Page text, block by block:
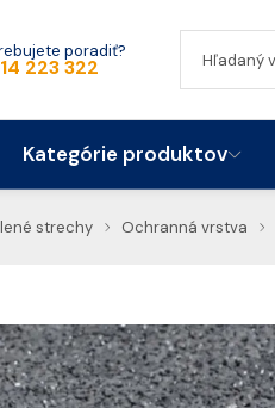
poradiť?
223 322
Kategórie produktov
strechy Ochranná vrstva